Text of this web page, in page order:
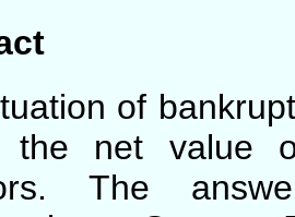
of
the net value
The